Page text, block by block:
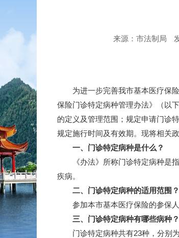
来源：市法制局
为进一步完善我市基本医疗保险
保险门诊特定病种管理办法》（以
的定义及管理范围；规定申请门诊
规定施行时间及有效期。现将相关
一、门诊特定病种是什么？
《办法》所称门诊特定病种是指
疾病。
二、门诊特定病种的适用范围？
参加本市基本医疗保险的参保人
三、门诊特定病种有哪些病种？
门诊特定病种共有23种，分别为